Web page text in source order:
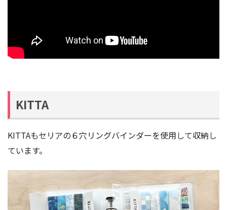
KITTA
KITTAもセリアの６穴リングバインダーを使用して収納し
ています。